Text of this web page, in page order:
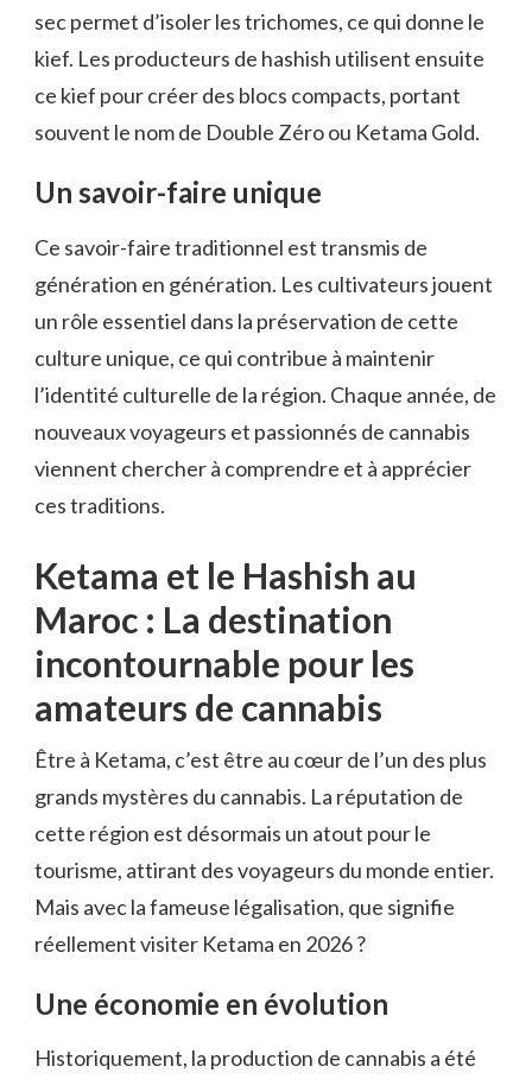
sec permet d’isoler les trichomes, ce qui donne le
kief. Les producteurs de hashish utilisent ensuite
ce kief pour créer des blocs compacts, portant
souvent le nom de Double Zéro ou Ketama Gold.
Un savoir-faire unique
Ce savoir-faire traditionnel est transmis de
génération en génération. Les cultivateurs jouent
un rôle essentiel dans la préservation de cette
culture unique, ce qui contribue à maintenir
l’identité culturelle de la région. Chaque année, de
nouveaux voyageurs et passionnés de cannabis
viennent chercher à comprendre et à apprécier
ces traditions.
Ketama et le Hashish au
Maroc : La destination
incontournable pour les
amateurs de cannabis
Être à Ketama, c’est être au cœur de l’un des plus
grands mystères du cannabis. La réputation de
cette région est désormais un atout pour le
tourisme, attirant des voyageurs du monde entier.
Mais avec la fameuse légalisation, que signifie
réellement visiter Ketama en 2026 ?
Une économie en évolution
Historiquement, la production de cannabis a été